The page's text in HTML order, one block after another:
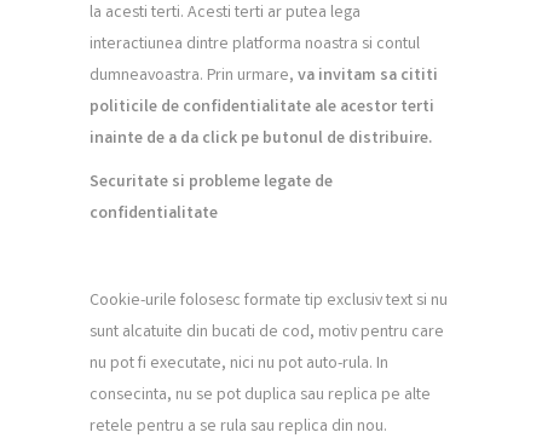
la acesti terti. Acesti terti ar putea lega
interactiunea dintre platforma noastra si contul
dumneavoastra. Prin urmare, va invitam sa cititi
politicile de confidentialitate ale acestor terti
inainte de a da click pe butonul de distribuire.
Securitate si probleme legate de
confidentialitate
Cookie-urile folosesc formate tip exclusiv text si nu
sunt alcatuite din bucati de cod, motiv pentru care
nu pot fi executate, nici nu pot auto-rula. In
consecinta, nu se pot duplica sau replica pe alte
retele pentru a se rula sau replica din nou.